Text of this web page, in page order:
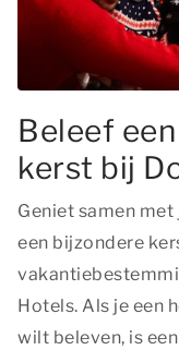
Beleef
kerst bij
Geniet samen
een bijzondere
Hotels. Als je een
wilt beleven, is